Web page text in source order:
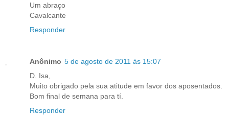
Um abraço
Cavalcante
Responder
Anônimo 5 de agosto de 2011 às 15:07
D. Isa,
Muito obrigado pela sua atitude em favor dos aposentados.
Bom final de semana para tí.
Responder